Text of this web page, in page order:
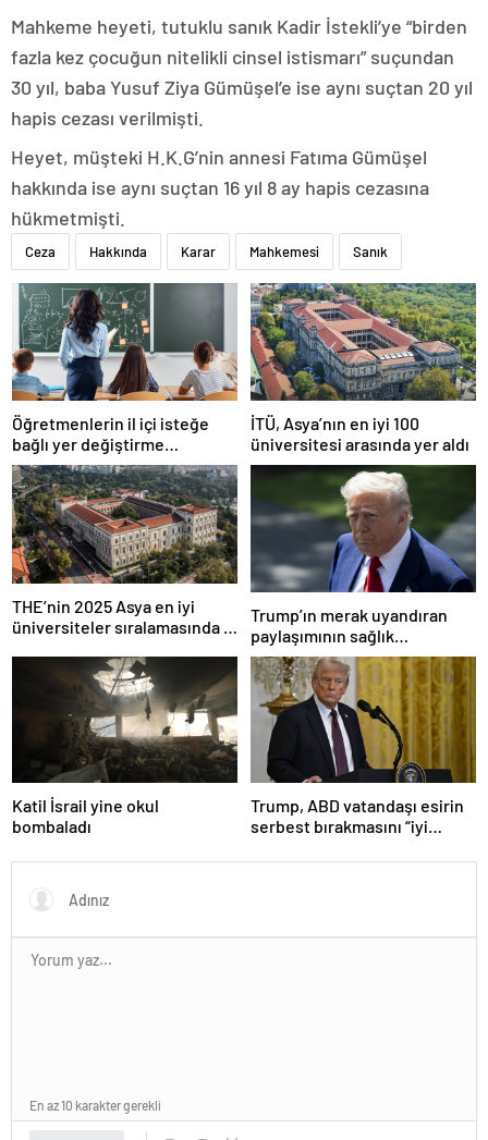
Mahkeme heyeti, tutuklu sanık Kadir İstekli’ye “birden
fazla kez çocuğun nitelikli cinsel istismarı” suçundan
30 yıl, baba Yusuf Ziya Gümüşel’e ise aynı suçtan 20 yıl
hapis cezası verilmişti.
Heyet, müşteki H.K.G’nin annesi Fatıma Gümüşel
hakkında ise aynı suçtan 16 yıl 8 ay hapis cezasına
hükmetmişti.
Ceza Hakkında Karar Mahkemesi Sanık
Öğretmenlerin il içi isteğe
bağlı yer değiştirme
başvuruları ne zaman?
İTÜ, Asya’nın en iyi 100
üniversitesi arasında yer aldı
THE’nin 2025 Asya en iyi
üniversiteler sıralamasında 4
Trump’ın merak uyandıran
paylaşımının sağlık
sistemiyle ilgili kararname
olduğu anlaşıldı
Katil İsrail yine okul
bombaladı
Trump, ABD vatandaşı esirin
serbest bırakmasını “iyi
olarak değerlendirdi
En az 10 karakter gerekli